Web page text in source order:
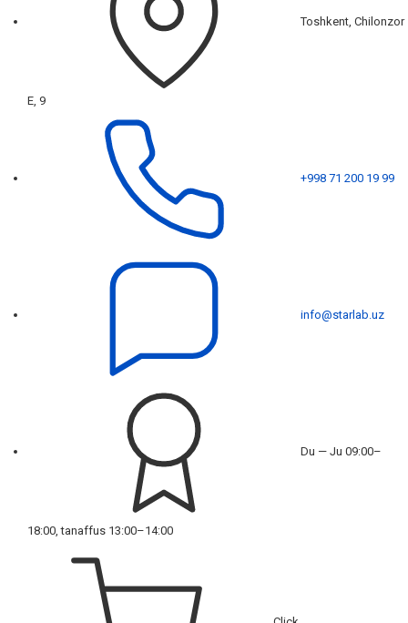
Toshkent, Chilonzor
E, 9
+998 71 200 19 99
info@starlab.uz
Du — Ju 09:00–
18:00, tanaffus 13:00–14:00